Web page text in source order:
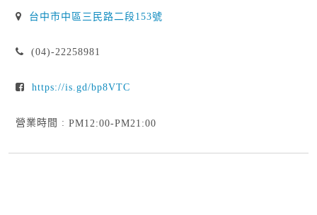
台中市中區三民路二段153號
(04)-22258981
https://is.gd/bp8VTC
營業時間 :PM12:00-PM21:00